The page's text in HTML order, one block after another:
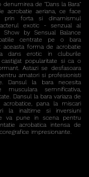
de "Dans la Bara"
aeriana, ce face
prin forta si dinamismul
exotic - senzual al
Show by Sensual Balance
centrate pe o bara
aceasta forma de acrobatie
dans erotic in cluburile
popularitate si ca o
Astazi se desfasoara
amatori si profesionisti
Dansul la bara necesita
musculara semnificativa,
Dansul la bara variaza de
pana la miscari
la inaltime si inversiuni
va pune in scena pentru
acrobatica intensa de
impresionante.